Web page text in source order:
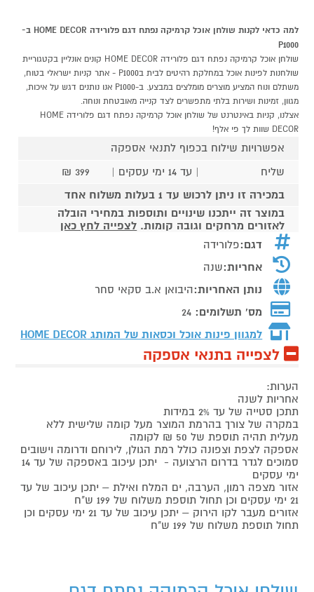
למה כדאי לקנות שולחן אוכל קרמיקה נפתח דגם פלורידה HOME DECOR ב-
P1000
שולחן אוכל קרמיקה נפתח דגם פלורידה HOME DECOR קונים אונליין בקטגוריית
שולחנות לפינות אוכל במחלקת רהיטים לבית בP1000 - אתר קניות ישראלי בטוח,
משתלם ונוח המציע מוצרים מומלצים במבצע. ב-P1000 אנו נותנים דגש על איכות,
מגוון, זמינות ושירות בלתי מתפשרים לצד קנייה מאובטחת ונוחה.
אצלנו, קניות באינטרנט של שולחן אוכל קרמיקה נפתח דגם פלורידה HOME
DECOR שוות לך פי אלף!
אפשרויות שילוח בכפוף לתנאי אספקה
שליח
| עד 14 ימי עסקים |
399 ₪
במכירה זו ניתן לרכוש עד 1 בעלות משלוח אחד
במוצר זה ייתכנו שינויים ותוספות במחירי הובלה
לאזורים מרחקים וגובה קומות. לצפייה לחץ כאן
דגם:פלורידה
אחריות:שנה
נותן האחריות:היבואן א.ב סקאי סחר
מס' תשלומים: 24
למגוון פינות אוכל וכסאות של המותג HOME DECOR
לצפייה בתנאי אספקה
הערות:
אחריות לשנה
תתכן סטייה של עד 2% במידות
במקרה של צורך בהרמת המוצר מעל קומה שלישית ללא
מעלית תהיה תוספת של 50 ₪ לקומה
אספקה לצפת וצפונה כולל רמת הגולן, לירוחם ודרומה וישובים
סמוכים לגדר בדרום הרצועה - יתכן עיכוב באספקה של עד 14
ימי עסקים
אזור מצפה רמון, הערבה, ים המלח ואילת – יתכן עיכוב של עד
21 ימי עסקים וכן תחול תוספת משלוח של 199 ש"ח
אזורים מעבר לקו הירוק – יתכן עיכוב של עד 21 ימי עסקים וכן
תחול תוספת משלוח של 199 ש"ח